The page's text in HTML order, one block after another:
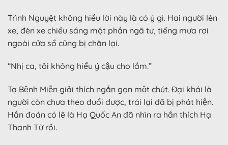
Trình Nguyệt không hiểu lời này là có ý gì. Hai người lên
xe, đèn xe chiếu sáng một phần ngã tư, tiếng mưa rơi
ngoài cửa sổ cũng bị chặn lại.
“Nhị ca, tôi không hiểu ý cậu cho lắm.”
Tạ Bệnh Miễn giải thích ngắn gọn một chút. Đại khái là
người còn chưa theo đuổi được, trái lại đã bị phát hiện.
Hắn đoán có lẽ là Hạ Quốc An đã nhìn ra hắn thích Hạ
Thanh Từ rồi.